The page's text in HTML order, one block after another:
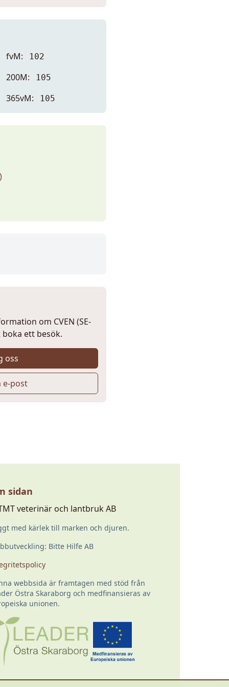
fvM: 102
200M: 105
365vM: 105
om CVEN (SE-
boka ett besök.
oss
e-post
sidan
veterinär och lantbruk AB
med kärlek till marken och djuren.
Bitte Hilfe AB
webbsida är framtagen med stöd från
Östra Skaraborg och medfinansieras av
unionen.